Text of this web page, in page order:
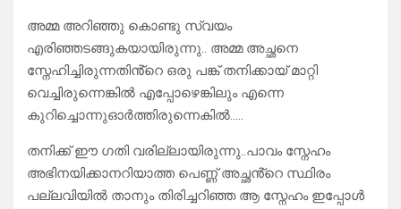
അമ്മ അറിഞ്ഞു കൊണ്ടു സ്വയം
എരിഞ്ഞടങ്ങുകയായിരുന്നു.. അമ്മ അച്ഛനെ
സ്നേഹിച്ചിരുന്നതിൻ്റെ ഒരു പങ്ക് തനിക്കായ് മാറ്റി
വെച്ചിരുന്നെങ്കിൽ എപ്പോഴെങ്കിലും എന്നെ
കുറിച്ചൊന്നുഓർത്തിരുന്നെകിൽ…..
തനിക്ക് ഈ ഗതി വരില്ലായിരുന്നു..പാവം സ്നേഹം
അഭിനയിക്കാനറിയാത്ത പെണ്ണ് അച്ഛൻ്റെ സ്ഥിരം
പല്ലവിയിൽ താനും തിരിച്ചറിഞ്ഞ ആ സ്നേഹം ഇപ്പോൾ